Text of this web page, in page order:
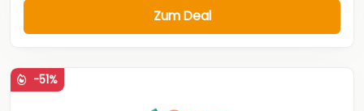
Zum Deal
-51%